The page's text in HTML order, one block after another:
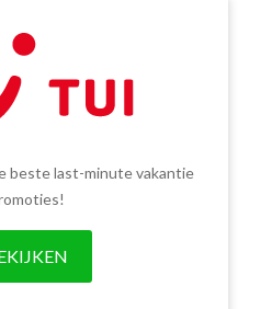
beste last-minute vakantie